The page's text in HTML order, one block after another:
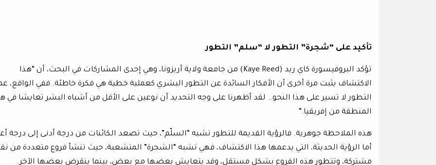
تأكيد على “شجرة” التطور لا “سلم” التطور
تؤكد البروفيسورة كاي ريد (Kaye Reed) من جامعة ولاية أريزونا، وهي إحدى المشاركات في البحث، أن “هذا
الاكتشاف يثبت مرة أخرى أن الأفكار السائدة عن التطور البشري كعملية خطية هي فكرة خاطئة. ففي الواقع،
التطور لا تسير على هذا النحو… لقد أظهرنا على وجه التحديد أن نوعين على الأقل من أشباه البشر تعايشا في
المنطقة من إفريقيا.”
هذه الملاحظة جوهرية. فالرؤية القديمة للتطور تشبه “السلّم”، حيث تصعد الكائنات من درجة أدنى إلى درجة
أما الرؤية الحديثة، التي يدعمها هذا الاكتشاف، فهي تشبه “الشجرة” المتشعبة، حيث تنشأ فروع متعددة من
مشتركة، وتتطور هذه الفروع بشكل مستقل، وقد يتعايش بعضها مع بعض، بينما ينقرض بعضها الآخر.